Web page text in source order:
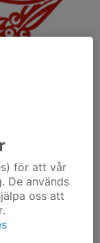
träningsmatch.
för att vår
De används
oss att